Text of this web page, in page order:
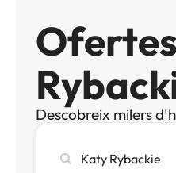
Descobreix milers
ciutat,